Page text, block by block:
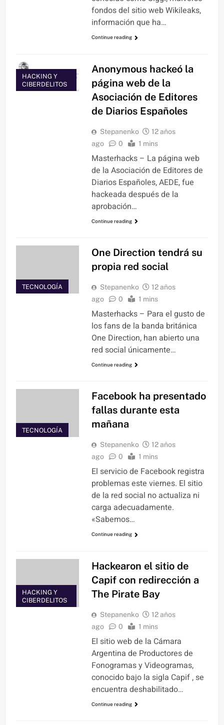
fondos del sitio web Wikileaks,
información que ha…
Continue reading
HACKING Y
CIBERDELITOS
Anonymous hackeó la
página web de la
Asociación de Editores
de Diarios Españoles
Stepanenko
12 años
ago
0 1 mins
Masterhacks – La página web
de la Asociación de Editores de
Diarios Españoles, AEDE, fue
hackeada después de la
aprobación…
Continue reading
TECNOLOGÍA
One Direction tendrá su
propia red social
Stepanenko
12 años
ago
0 1 mins
Masterhacks – Para el gusto de
los fans de la banda británica
One Direction, han abierto una
red social únicamente…
Continue reading
TECNOLOGÍA
Facebook ha presentado
fallas durante esta
mañana
Stepanenko
12 años
ago
0 1 mins
El servicio de Facebook registra
problemas este viernes. El sitio
de la red social no actualiza ni
carga adecuadamente.
«Sabemos…
Continue reading
HACKING Y
CIBERDELITOS
Hackearon el sitio de
Capif con redirección a
The Pirate Bay
Stepanenko
12 años
ago
0 1 mins
El sitio web de la Cámara
Argentina de Productores de
Fonogramas y Videogramas,
conocido bajo la sigla Capif , se
encuentra deshabilitado…
Continue reading